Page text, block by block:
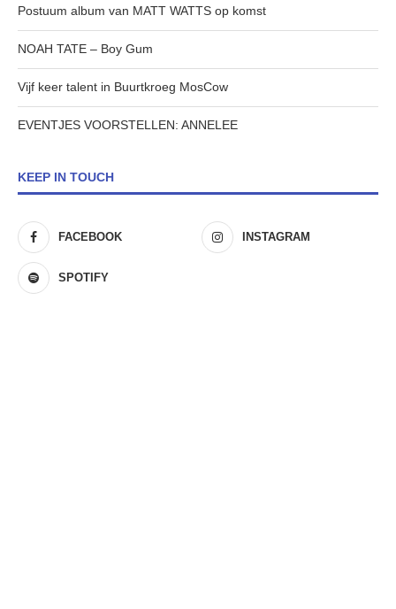
Postuum album van MATT WATTS op komst
NOAH TATE – Boy Gum
Vijf keer talent in Buurtkroeg MosCow
EVENTJES VOORSTELLEN: ANNELEE
KEEP IN TOUCH
FACEBOOK INSTAGRAM
SPOTIFY